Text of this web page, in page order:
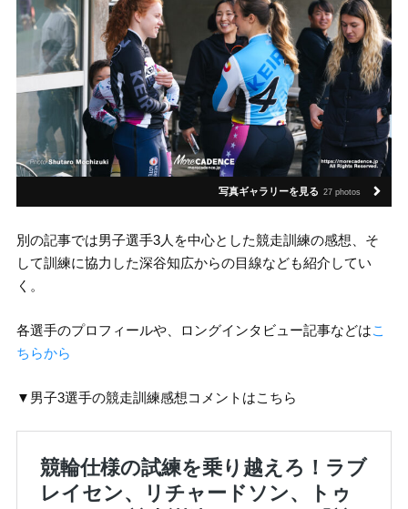
写真ギャラリーを見る 27 photos
別の記事では男子選手3人を中心とした競走訓練の感想、そ
して訓練に協力した深谷知広からの目線なども紹介してい
く。
各選手のプロフィールや、ロングインタビュー記事などはこ
ちらから
▼男子3選手の競走訓練感想コメントはこちら